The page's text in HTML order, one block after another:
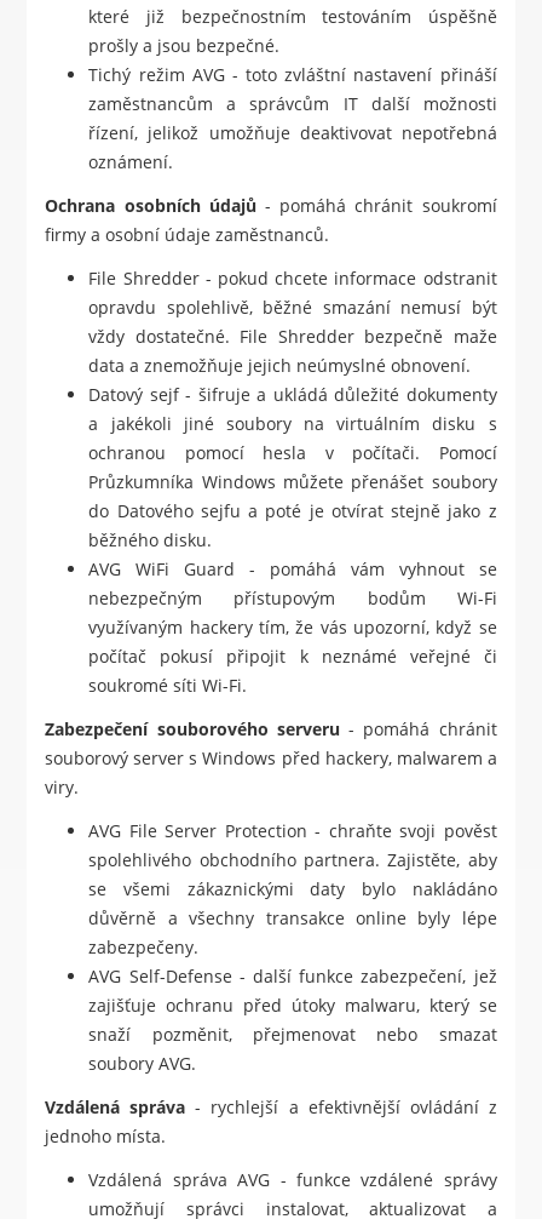
které již bezpečnostním testováním úspěšně
prošly a jsou bezpečné.
Tichý režim AVG - toto zvláštní nastavení přináší
zaměstnancům a správcům IT další možnosti
řízení, jelikož umožňuje deaktivovat nepotřebná
oznámení.
Ochrana osobních údajů - pomáhá chránit soukromí
firmy a osobní údaje zaměstnanců.
File Shredder - pokud chcete informace odstranit
opravdu spolehlivě, běžné smazání nemusí být
vždy dostatečné. File Shredder bezpečně maže
data a znemožňuje jejich neúmyslné obnovení.
Datový sejf - šifruje a ukládá důležité dokumenty
a jakékoli jiné soubory na virtuálním disku s
ochranou pomocí hesla v počítači. Pomocí
Průzkumníka Windows můžete přenášet soubory
do Datového sejfu a poté je otvírat stejně jako z
běžného disku.
AVG WiFi Guard - pomáhá vám vyhnout se
nebezpečným přístupovým bodům Wi-Fi
využívaným hackery tím, že vás upozorní, když se
počítač pokusí připojit k neznámé veřejné či
soukromé síti Wi-Fi.
Zabezpečení souborového serveru - pomáhá chránit
souborový server s Windows před hackery, malwarem a
viry.
AVG File Server Protection - chraňte svoji pověst
spolehlivého obchodního partnera. Zajistěte, aby
se všemi zákaznickými daty bylo nakládáno
důvěrně a všechny transakce online byly lépe
zabezpečeny.
AVG Self-Defense - další funkce zabezpečení, jež
zajišťuje ochranu před útoky malwaru, který se
snaží pozměnit, přejmenovat nebo smazat
soubory AVG.
Vzdálená správa - rychlejší a efektivnější ovládání z
jednoho místa.
Vzdálená správa AVG - funkce vzdálené správy
umožňují správci instalovat, aktualizovat a